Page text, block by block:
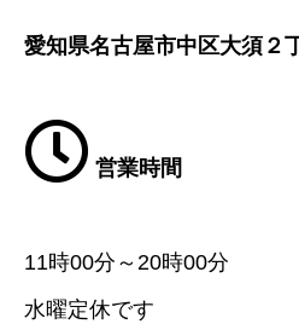
愛知県名古屋市中区大須２
営業時間
11時00分～20時00分
水曜定休です